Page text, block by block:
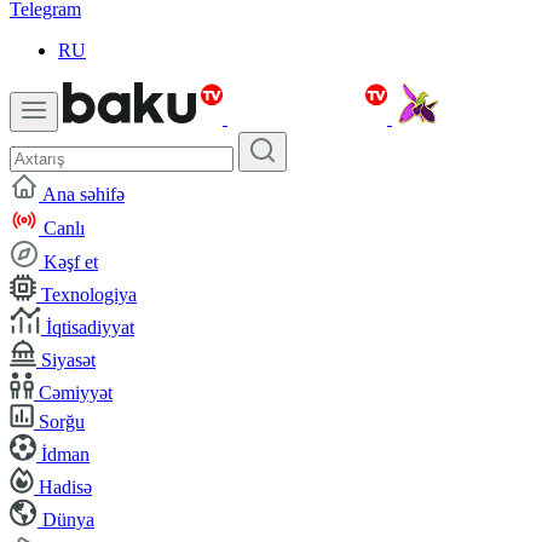
Telegram
RU
Ana səhifə
Canlı
Kəşf et
Texnologiya
İqtisadiyyat
Siyasət
Cəmiyyət
Sorğu
İdman
Hadisə
Dünya